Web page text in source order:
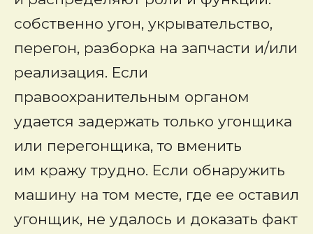
собственно угон, укрывательство,
перегон, разборка на запчасти и/или
реализация. Если
правоохранительным органом
удается задержать только угонщика
или перегонщика, то вменить
им кражу трудно. Если обнаружить
машину на том месте, где ее оставил
угонщик, не удалось и доказать факт